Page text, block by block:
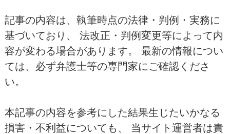
記事の内容は、執筆時点の法律・判例・実務に
基づいており、 法改正・判例変更等によって内
容が変わる場合があります。 最新の情報につい
ては、必ず弁護士等の専門家にご確認くださ
い。
本記事の内容を参考にした結果生じたいかなる
損害・不利益についても、 当サイト運営者は責